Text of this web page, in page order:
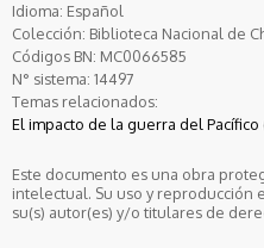
Idioma: Español
Colección: Biblioteca Nacional de
Códigos BN: MC0066585
N° sistema: 14497
Temas relacionados:
El impacto de la guerra del Pacífico
Este documento es una obra
intelectual. Su uso y reproducción
su(s) autor(es) y/o titulares de